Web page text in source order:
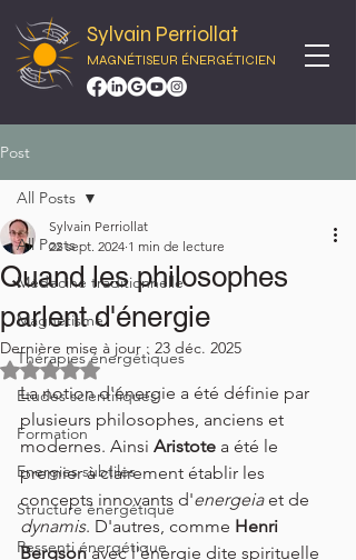
Sylvain Perriollat
MAGNÉTISEUR ÉNERGÉTICIEN
Post
All Posts
Médecine traditionnelle
Magnétisme
Thérapies énergétiques
Etudes scientifiques
Formation
Energies subtiles
Structure énergétique
Ressenti énergétique
All Posts
Quand les philosophes
parlent d'énergie
Sylvain Perriollat
22 sept. 2024 1 min de lecture
Dernière mise à jour : 23 déc. 2025
Noté NaN étoiles sur 5.
La notion d'énergie a été définie par
plusieurs philosophes, anciens et
modernes. Ainsi Aristote a été le
premier à clairement établir les
concepts innovants d'energeia et de
dynamis. D'autres, comme Henri
Bergson avec l'énergie dite spirituelle